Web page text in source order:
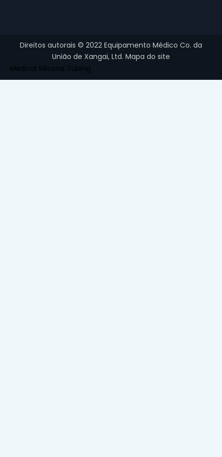
Direitos autorais © 2022 Equipamento Médico Co. da
União de Xangai, Ltd. Mapa do site
Medical Silicone Tubing